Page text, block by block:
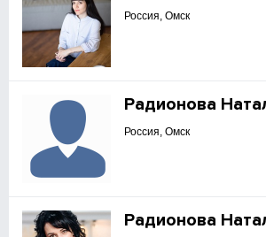
Россия, Омск
Радионова
Россия, Омск
Радионова